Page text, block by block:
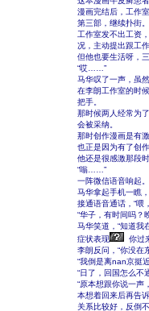
漫画完结后，工作
第三部，继续扑街。
工作室发不出工资
况，主动提出跟工
但他也要生活呀，
“哎……”
马华叹了一声，虽
在李朗工作室的时
把手。
那时候两人经常为
会被采纳。
那时创作漫画是有
也正是因为有了创
他还是很感激那段
“嗡……”
一阵微信语音响起。
马华拿起手机一瞧
接通语音通话，“喂
“华子，有时间吗？
马华笑道，“知道我
症状表现
你过
李朗反问，“你没在
“我倒是离nan京挺
“日了，回国怎么不
“原本想跟你说一声
本想着回来后再告
关系比较好，反倒